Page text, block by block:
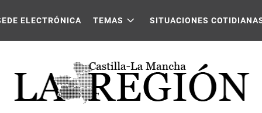
La Mancha
ELECTRÓNICA TEMAS SITUACIONES